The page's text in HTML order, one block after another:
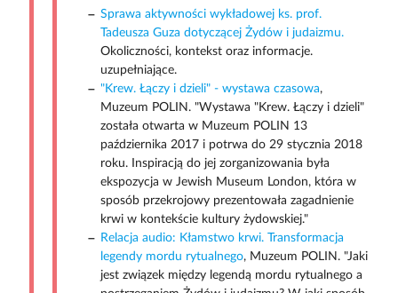
Sprawa aktywności wykładowej ks. prof.
Tadeusza Guza dotyczącej Żydów i judaizmu.
Okoliczności, kontekst oraz informacje.
uzupełniające.
"Krew. Łączy i dzieli" - wystawa czasowa,
Muzeum POLIN. "Wystawa "Krew. Łączy i dzieli"
została otwarta w Muzeum POLIN 13
października 2017 i potrwa do 29 stycznia 2018
roku. Inspiracją do jej zorganizowania była
ekspozycja w Jewish Museum London, która w
sposób przekrojowy prezentowała zagadnienie
krwi w kontekście kultury żydowskiej."
Relacja audio: Kłamstwo krwi. Transformacja
legendy mordu rytualnego, Muzeum POLIN. "Jaki
jest związek między legendą mordu rytualnego a